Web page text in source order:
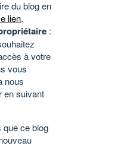
du blog en
lien.
:
à votre
vous
nous
en suivant
que ce blog